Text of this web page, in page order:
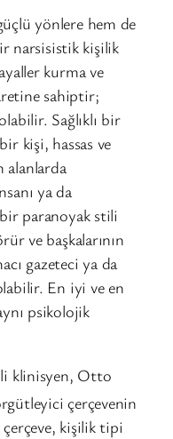
yönlere hem de
narsisistik kişilik
kurma ve
sahiptir;
Sağlıklı bir
kişi, hassas ve
alanlarda
ya da
paranoyak stili
ve başkalarının
gazeteci ya da
En iyi ve en
psikolojik
klinisyen, Otto
çerçevenin
çerçeve, kişilik tipi